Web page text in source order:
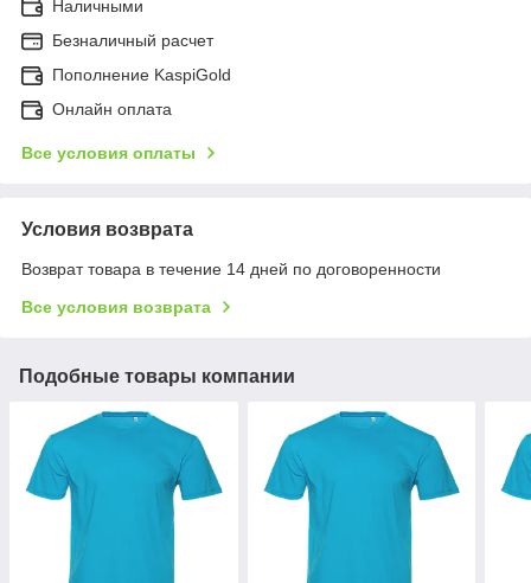
Наличными
Безналичный расчет
Пополнение KaspiGold
Онлайн оплата
Все условия оплаты
Условия возврата
Возврат товара в течение 14 дней по договоренности
Все условия возврата
Подобные товары компании